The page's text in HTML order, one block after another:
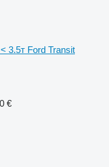
3.5т Ford Transit
€